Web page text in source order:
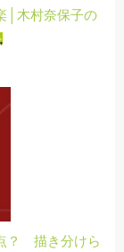
│木村奈保子の
？ 描き分けら